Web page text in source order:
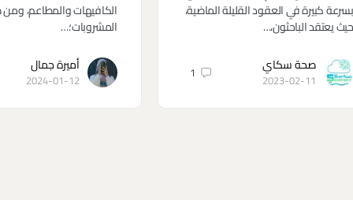
الكافيهات والمطاعم،
المشروبات؛…
أميرة جمال
2024-01-12
بسرعة كبيرة في العقود القليلة الماضية،
حيث يعتقد الباحثون،…
صحة سكاي
2023-02-11
1